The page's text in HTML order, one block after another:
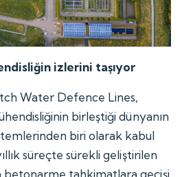
izlerini taşıyor
Water Defence Lines,
birleştiği dünyanın
biri olarak kabul
süreçte sürekli geliştirilen
betonarme tahkimatlara geçişi